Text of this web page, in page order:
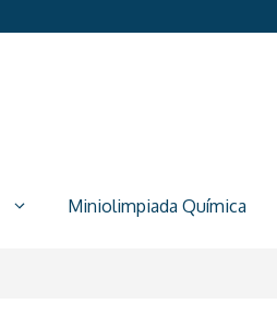
Miniolimpiada Química